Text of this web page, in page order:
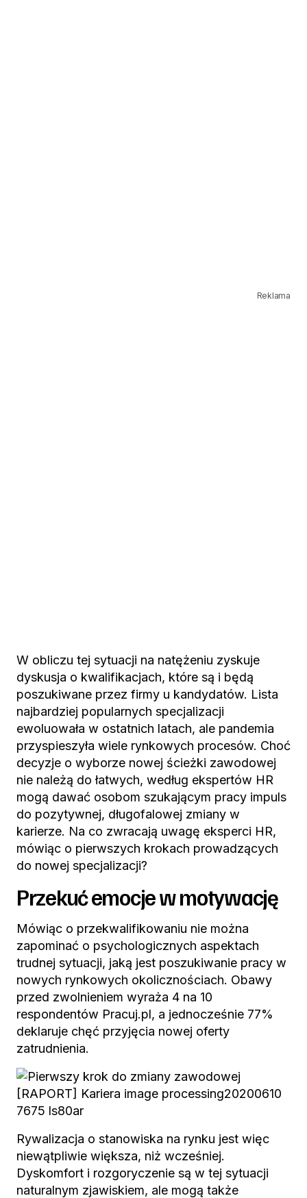
Reklama
W obliczu tej sytuacji na natężeniu zyskuje
dyskusja o kwalifikacjach, które są i będą
poszukiwane przez firmy u kandydatów. Lista
najbardziej popularnych specjalizacji
ewoluowała w ostatnich latach, ale pandemia
przyspieszyła wiele rynkowych procesów. Choć
decyzje o wyborze nowej ścieżki zawodowej
nie należą do łatwych, według ekspertów HR
mogą dawać osobom szukającym pracy impuls
do pozytywnej, długofalowej zmiany w
karierze. Na co zwracają uwagę eksperci HR,
mówiąc o pierwszych krokach prowadzących
do nowej specjalizacji?
Przekuć emocje w motywację
Mówiąc o przekwalifikowaniu nie można
zapominać o psychologicznych aspektach
trudnej sytuacji, jaką jest poszukiwanie pracy w
nowych rynkowych okolicznościach. Obawy
przed zwolnieniem wyraża 4 na 10
respondentów Pracuj.pl, a jednocześnie 77%
deklaruje chęć przyjęcia nowej oferty
zatrudnienia.
Rywalizacja o stanowiska na rynku jest więc
niewątpliwie większa, niż wcześniej.
Dyskomfort i rozgoryczenie są w tej sytuacji
naturalnym zjawiskiem, ale mogą także